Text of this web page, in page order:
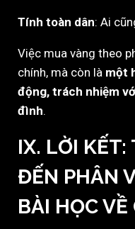
Tính toàn dân: Ai
Việc mua vàng theo
chính, mà còn là một
động, trách nhiệm
đình.
IX. LỜI KẾT:
ĐẾN PHÂN
BÀI HỌC VỀ